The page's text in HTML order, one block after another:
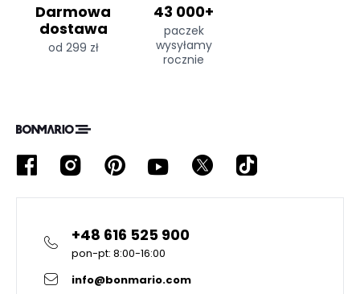
Darmowa
dostawa
od 299 zł
43 000+
paczek
wysyłamy
rocznie
+48 616 525 900
pon-pt: 8:00-16:00
info@bonmario.com